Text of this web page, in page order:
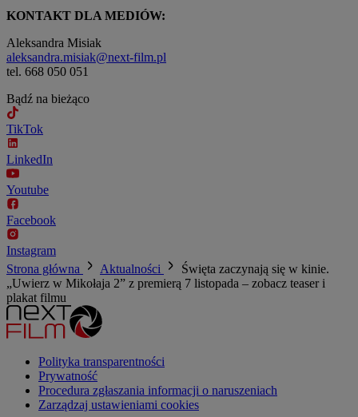
KONTAKT DLA MEDIÓW:
Aleksandra Misiak
aleksandra.misiak@next-film.pl
tel. 668 050 051
Bądź na bieżąco
TikTok
LinkedIn
Youtube
Facebook
Instagram
Strona główna
Aktualności
Święta zaczynają się w kinie.
„Uwierz w Mikołaja 2” z premierą 7 listopada – zobacz teaser i
plakat filmu
Polityka transparentności
Prywatność
Procedura zgłaszania informacji o naruszeniach
Zarządzaj ustawieniami cookies